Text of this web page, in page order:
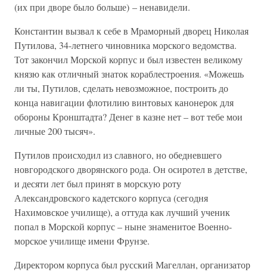
(их при дворе было больше) – ненавидели.
Константин вызвал к себе в Мраморный дворец Николая
Путилова, 34-летнего чиновника морского ведомства.
Тот закончил Морской корпус и был известен великому
князю как отличный знаток кораблестроения. «Можешь
ли ты, Путилов, сделать невозможное, построить до
конца навигации флотилию винтовых канонерок для
обороны Кронштадта? Денег в казне нет – вот тебе мои
личные 200 тысяч».
Путилов происходил из славного, но обедневшего
новгородского дворянского рода. Он осиротел в детстве,
и десяти лет был принят в морскую роту
Александровского кадетского корпуса (сегодня
Нахимовское училище), а оттуда как лучший ученик
попал в Морской корпус – ныне знаменитое Военно-
морское училище имени Фрунзе.
Директором корпуса был русский Магеллан, организатор